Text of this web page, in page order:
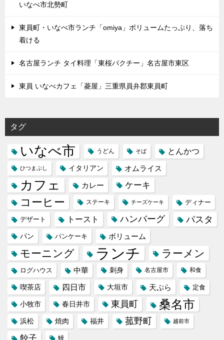
いなべ市北勢町
東員町・いなべ市ランチ「omiya」ボリュームたっぷり、落ち
着ける
名古屋ランチ タイ料理「東桜パクチー」名古屋市東区
東員 いなべカフェ「菱屋」三重県員弁郡東員町
タグ
いなべ市 うどん そば とんかつ
ひつまぶし イタリアン オムライス
カフェ カレー ケーキ
コーヒー ステーキ チーズケーキ ディナー
デザート トースト ハンバーグ パスタ
パン パンケーキ ボリューム
モーニング ランチ ラーメン
ログハウス 中華 刺身 名古屋市 和食
喫茶店 四日市 大垣市 天ぷら 定食
小牧市 春日井市 東員町 桑名市
浜松 焼肉 福井 菰野町 越前市
鰻